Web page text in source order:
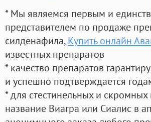
* Мы являемся первым и
представителем по продаже
силденафила, Купить онлайн
известных препаратов
* качество препаратов
и успешно подтверждается
* для стестинельных и
название Виагра или Сиалис в